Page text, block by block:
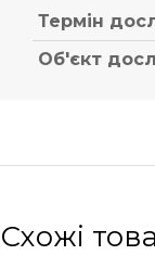
Термін
Об'єкт
Схожі